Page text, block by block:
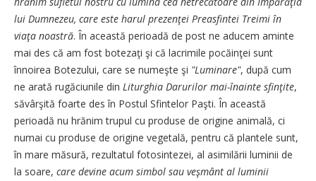
lui Dumnezeu, care este harul prezenţei Preasfintei Treimi în
viaţa noastră. În această perioadă de post ne aducem aminte
mai des că am fost botezaţi şi că lacrimile pocăinţei sunt
înnoirea Botezului, care se numeşte şi "Luminare", după cum
ne arată rugăciunile din Liturghia Darurilor mai-înainte sfinţite,
săvârşită foarte des în Postul Sfintelor Paşti. În această
perioadă nu hrănim trupul cu produse de origine animală, ci
numai cu produse de origine vegetală, pentru că plantele sunt,
în mare măsură, rezultatul fotosintezei, al asimilării luminii de
la soare, care devine acum simbol sau veşmânt al luminii